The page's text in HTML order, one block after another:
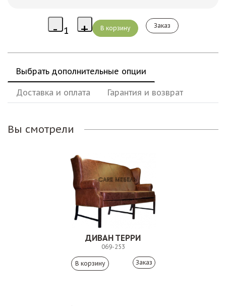
Заказ
Выбрать дополнительные опции
Доставка и оплата Гарантия и возврат
Вы смотрели
ДИВАН ТЕРРИ
069-253
Заказ